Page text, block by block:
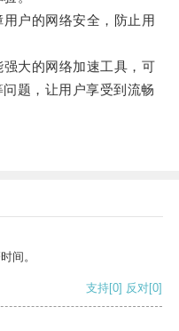
户的网络安全，防止用
大的网络加速工具，可
题，让用户享受到流畅
间。
支持[0] 反对[0]